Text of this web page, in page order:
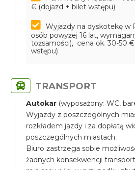
€ (dojazd + bilet wstępu)
Wyjazdy na dyskotekę w
osób powyżej 16 lat,
tożsamości), cena ok. 30-50
wstępu)
TRANSPORT
Autokar (wyposażony: WC,
Wyjazdy z poszczególnych
rozkładem jazdy i za dopłatą
poszczególnych miastach.
Biuro zastrzega sobie
żadnych konsekwencji